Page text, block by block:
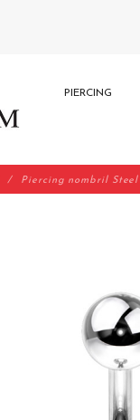
PIERCING
Piercing nombril Steel